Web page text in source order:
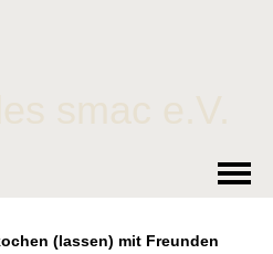
(lassen) mit Freunden